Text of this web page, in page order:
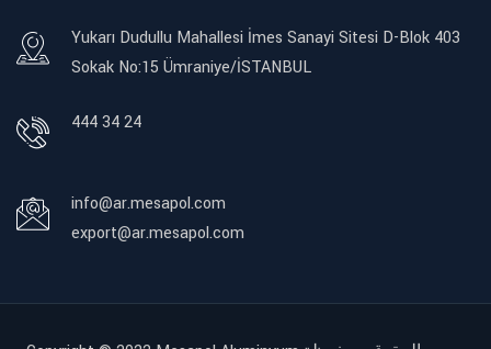
Yukarı Dudullu Mahallesi İmes Sanayi Sitesi D-Blok 403
Sokak No:15 Ümraniye/İSTANBUL
444 34 24
info@ar.mesapol.com
export@ar.mesapol.com